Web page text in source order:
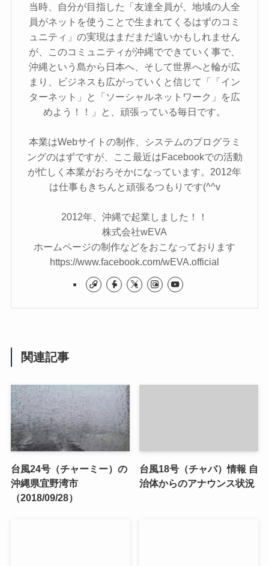
当時、自分が目指した「友達全員が、地域の人全
員がネットを使うことで生まれてくるはずのコミ
ュニティ」の実現はまだまだ遠いかもしれません
が、このコミュニティが沖縄でできていく事で、
沖縄という島から日本へ、そして世界へと輪が広
まり、ビジネスも広がっていくと信じて「「イン
ターネット」と「ソーシャルネットワーク」を広
めよう！！」と、頑張っている毎日です。
本業はWebサイトの制作、システムのプログラミ
ングのはずですが、ここ最近はFacebookでの活動
が忙しく本業がおろそかになっています。2012年
は仕事もきちんと頑張るつもりです(^^v
2012年、沖縄で起業しました！！
株式会社wEVA
ホームページの制作などをおこなっております
https://www.facebook.com/wEVA.official
関連記事
台風24号（チャーミー）の
沖縄県宜野湾市
（2018/09/28）
台風18号（チャバ）情報 自
治体からのアナウンス状況